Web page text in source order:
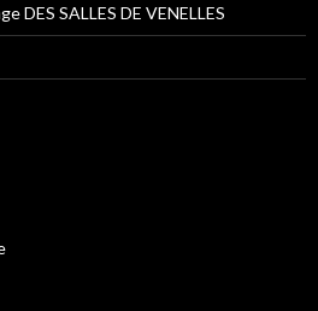
DES SALLES DE VENELLES